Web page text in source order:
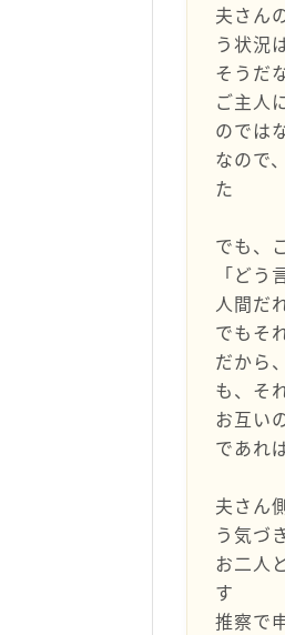
夫さん
う状況
そうだ
ご主人
のでは
なので
た
でも、
「ど
人間だ
でもそ
だから
も、そ
お互い
であれ
夫さん
う気づ
お二人
す
推察で